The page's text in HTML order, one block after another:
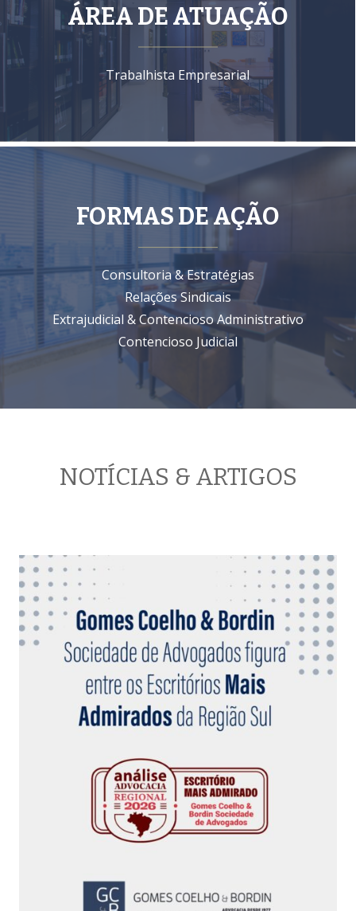
ÁREA DE ATUAÇÃO
Trabalhista Empresarial
FORMAS DE AÇÃO
Consultoria & Estratégias
Relações Sindicais
Extrajudicial & Contencioso Administrativo
Contencioso Judicial
NOTÍCIAS & ARTIGOS